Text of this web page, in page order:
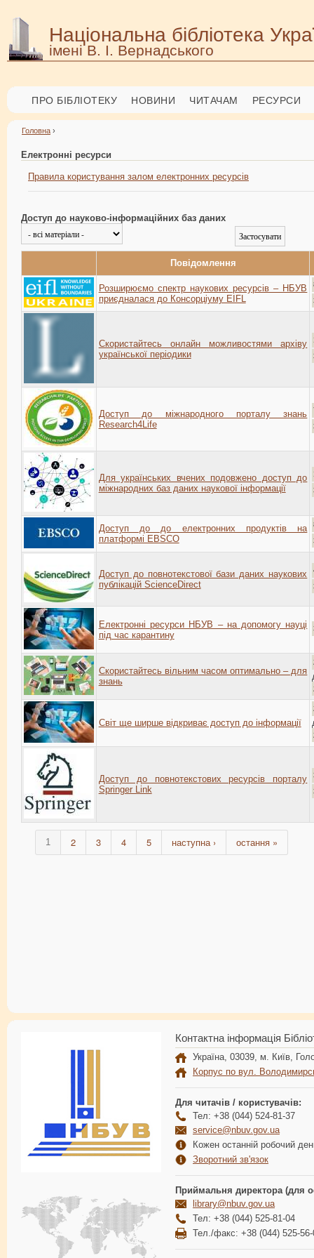
Національна бібліотека
імені В. І. Вернадського
ПРО БІБЛІОТЕКУ НОВИНИ ЧИТАЧАМ РЕСУРСИ
Головна ›
Електронні ресурси
Правила користування залом електронних ресурсів
Доступ до науково-інформаційних баз даних
Повідомлення
Розширюємо спектр наукових ресурсів – НБУВ
приєдналася до Консорціуму EIFL
Скористайтесь онлайн можливостями архіву
української періодики
Доступ до міжнародного порталу знань
Research4Life
Для українських вчених подовжено доступ до
міжнародних баз даних наукової інформації
Доступ до до електронних продуктів на
платформі EBSCO
Доступ до повнотекстової бази даних наукових
публікацій ScienceDirect
Електронні ресурси НБУВ – на допомогу науці
під час карантину
Скористайтесь вільним часом оптимально – для
знань
Світ ще ширше відкриває доступ до інформації
Доступ до повнотекстових ресурсів порталу
Springer Link
1 2 3 4 5 наступна › остання »
Контактна інформація
Україна, 03039, м. Київ,
Корпус по вул.
Для читачів / користувачів:
Тел: +38 (044) 524-81-37
service@nbuv.gov.ua
Кожен останній робочий
Зворотний зв'язок
Приймальня директора (для
library@nbuv.gov.ua
Тел: +38 (044) 525-81-04
Тел./факс: +38 (044) 525-56-